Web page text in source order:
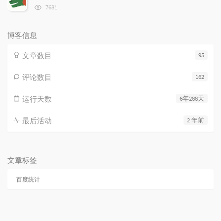
浏
7681
博客信息
95
文章数目
162
评论数目
6年288天
运行天数
2 年前
最后活动
文章标签
百度统计